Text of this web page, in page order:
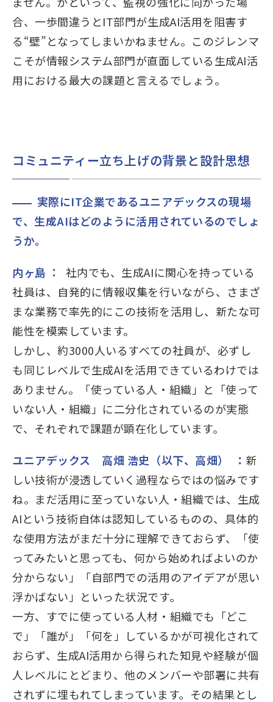
合、一歩間違うとIT部門が生成AI活用を阻害す
る“壁”となってしまいかねません。このジレンマ
こそが情報システム部門が直面している生成AI活
用における最大の課題と言えるでしょう。
コミュニティー立ち上げの背景と設計思想
実際にIT企業であるユニアデックスの現場
で、生成AIはどのように活用されているのでしょ
うか。
内ヶ島 ：
社内でも、生成AIに関心を持っている
社員は、自発的に情報収集を行いながら、さまざ
まな業務で率先的にこの技術を活用し、新たな可
能性を模索しています。
しかし、約3000人いるすべての社員が、必ずし
も同じレベルで生成AIを活用できているわけでは
ありません。「使っている人・組織」と「使って
いない人・組織」に二分化されているのが実態
で、それぞれで課題が顕在化しています。
ユニアデックス 高畑 浩史（以下、高畑） ： 新
しい技術が浸透していく過程ならではの悩みです
ね。まだ活用に至っていない人・組織では、生成
AIという技術自体は認知しているものの、具体的
な使用方法がまだ十分に理解できておらず、「使
ってみたいと思っても、何から始めればよいのか
分からない」「自部門での活用のアイデアが思い
浮かばない」といった状況です。
一方、すでに使っている人材・組織でも「どこ
で」「誰が」「何を」しているかが可視化されて
おらず、生成AI活用から得られた知見や経験が個
人レベルにとどまり、他のメンバーや部署に共有
されずに埋もれてしまっています。その結果とし